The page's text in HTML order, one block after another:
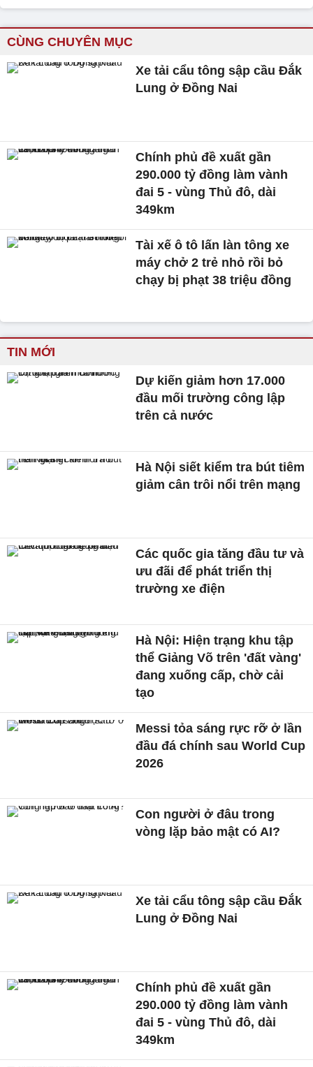
CÙNG CHUYÊN MỤC
Xe tải cẩu tông sập cầu Đắk
Lung ở Đồng Nai
Chính phủ đề xuất gần
290.000 tỷ đồng làm vành
đai 5 - vùng Thủ đô, dài
349km
Tài xế ô tô lấn làn tông xe
máy chở 2 trẻ nhỏ rồi bỏ
chạy bị phạt 38 triệu đồng
TIN MỚI
Dự kiến giảm hơn 17.000
đầu mối trường công lập
trên cả nước
Hà Nội siết kiểm tra bút tiêm
giảm cân trôi nổi trên mạng
Các quốc gia tăng đầu tư và
ưu đãi để phát triển thị
trường xe điện
Hà Nội: Hiện trạng khu tập
thể Giảng Võ trên 'đất vàng'
đang xuống cấp, chờ cải
tạo
Messi tỏa sáng rực rỡ ở lần
đầu đá chính sau World Cup
2026
Con người ở đâu trong
vòng lặp bảo mật có AI?
Xe tải cẩu tông sập cầu Đắk
Lung ở Đồng Nai
Chính phủ đề xuất gần
290.000 tỷ đồng làm vành
đai 5 - vùng Thủ đô, dài
349km